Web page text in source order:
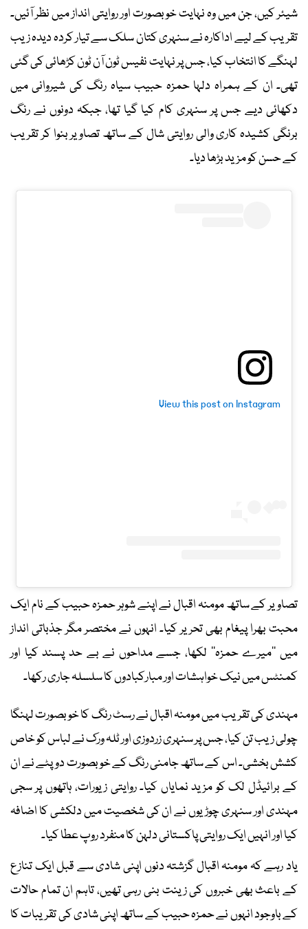
شیئر کیں، جن میں وہ نہایت خوبصورت اور روایتی انداز میں نظر آئیں۔
تقریب کے لیے اداکارہ نے سنہری کتان سلک سے تیار کردہ دیدہ زیب
لہنگے کا انتخاب کیا، جس پر نہایت نفیس ٹون آن ٹون کڑھائی کی گئی
تھی۔ ان کے ہمراہ دلہا حمزہ حبیب سیاہ رنگ کی شیروانی میں
دکھائی دیے جس پر سنہری کام کیا گیا تھا، جبکہ دونوں نے رنگ
برنگی کشیدہ کاری والی روایتی شال کے ساتھ تصاویر بنوا کر تقریب
کے حسن کو مزید بڑھا دیا۔
View this post on Instagram
تصاویر کے ساتھ مومنہ اقبال نے اپنے شوہر حمزہ حبیب کے نام ایک
محبت بھرا پیغام بھی تحریر کیا۔ انہوں نے مختصر مگر جذباتی انداز
میں ’’میرے حمزہ‘‘ لکھا، جسے مداحوں نے بے حد پسند کیا اور
کمنٹس میں نیک خواہشات اور مبارکبادوں کا سلسلہ جاری رکھا۔
مہندی کی تقریب میں مومنہ اقبال نے رسٹ رنگ کا خوبصورت لہنگا
چولی زیب تن کیا، جس پر سنہری زردوزی اور ٹلہ ورک نے لباس کو خاص
کشش بخشی۔ اس کے ساتھ جامنی رنگ کے خوبصورت دوپٹے نے ان
کے برائیڈل لک کو مزید نمایاں کیا۔ روایتی زیورات، ہاتھوں پر سجی
مہندی اور سنہری چوڑیوں نے ان کی شخصیت میں دلکشی کا اضافہ
کیا اور انہیں ایک روایتی پاکستانی دلہن کا منفرد روپ عطا کیا۔
یاد رہے کہ مومنہ اقبال گزشتہ دنوں اپنی شادی سے قبل ایک تنازع
کے باعث بھی خبروں کی زینت بنی رہی تھیں، تاہم ان تمام حالات
کے باوجود انہوں نے حمزہ حبیب کے ساتھ اپنی شادی کی تقریبات کا